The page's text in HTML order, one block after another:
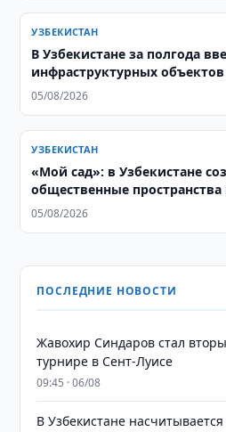
УЗБЕКИСТАН
В Узбекистане за полгода
инфраструктурных объектов
05/08/2026
УЗБЕКИСТАН
«Мой сад»: в Узбекистане
общественные
жителей
05/08/2026
ПОСЛЕДНИЕ НОВОСТИ
Жавохир Синдаров стал
турнире в Сент-Луисе
09:45 · 06/08
В Узбекистане